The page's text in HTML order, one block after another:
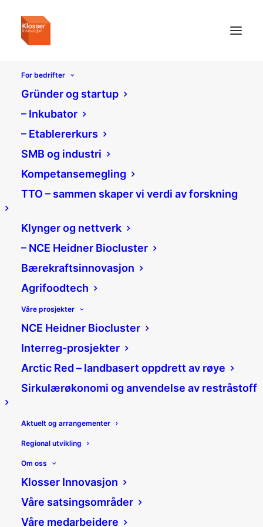
For bedrifter
Gründer og startup
– Inkubator
– Etablererkurs
SMB og industri
Kompetansemegling
TTO – sammen skaper vi verdi av forskning
Klynger og nettverk
– NCE Heidner Biocluster
Bærekraftsinnovasjon
Agrifoodtech
Våre prosjekter
NCE Heidner Biocluster
Interreg-prosjekter
Arctic Red – landbasert oppdrett av røye
Sirkulærøkonomi og anvendelse av restråstoff
Aktuelt og arrangementer
Regional utvikling
Om oss
Klosser Innovasjon
Våre satsingsområder
Våre medarbeidere
Slik får du støtte til å
starte egen bedrift
Del:
Har du en god forretningsidè,
men mangler finansiering?